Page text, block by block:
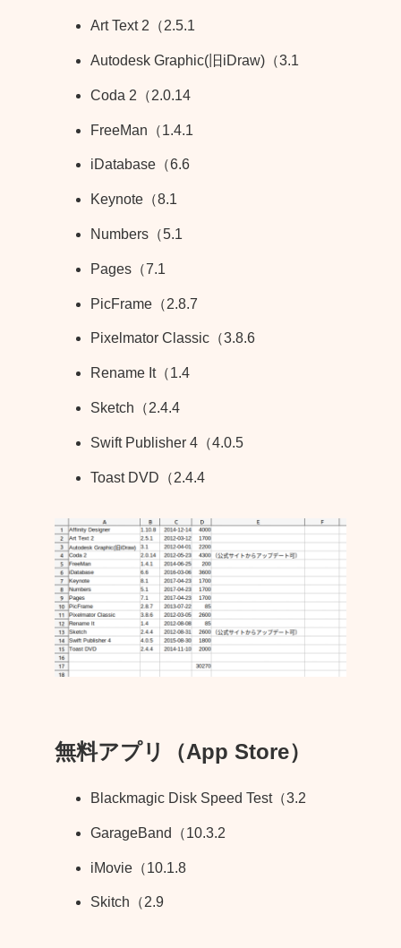
Art Text 2（2.5.1
Autodesk Graphic(旧iDraw)（3.1
Coda 2（2.0.14
FreeMan（1.4.1
iDatabase（6.6
Keynote（8.1
Numbers（5.1
Pages（7.1
PicFrame（2.8.7
Pixelmator Classic（3.8.6
Rename It（1.4
Sketch（2.4.4
Swift Publisher 4（4.0.5
Toast DVD（2.4.4
無料アプリ（App Store）
Blackmagic Disk Speed Test（3.2
GarageBand（10.3.2
iMovie（10.1.8
Skitch（2.9